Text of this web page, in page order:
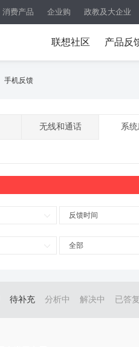
消费产品 企业购 政教及大企业
联想社区 产品反
手机反馈
无线和通话 系
反馈时间
全部
待补充 分析中 解决中 已答复